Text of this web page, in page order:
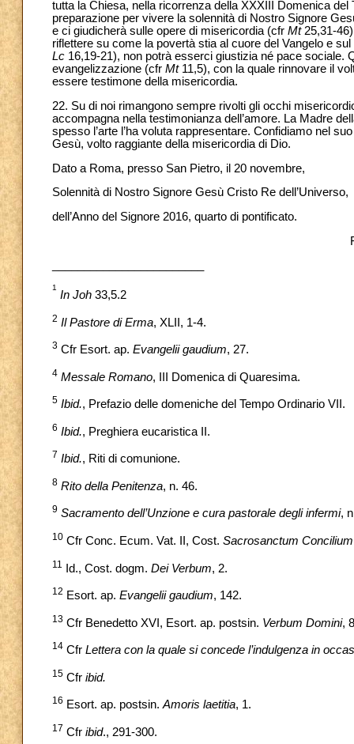
tutta la Chiesa, nella ricorrenza della XXXIII Domenica del
preparazione per vivere la solennità di Nostro Signore
e ci giudicherà sulle opere di misericordia (cfr Mt25,31-
riflettere su come la povertà stia al cuore del Vangelo e
Lc 16,19-21), non potrà esserci giustizia né pace sociale.
evangelizzazione (cfr Mt11,5), con la quale rinnovare il
essere testimone della misericordia.
22. Su di noi rimangono sempre rivolti gli occhi
accompagna nella testimonianza dell’amore. La Madre
spesso l’arte l’ha voluta rappresentare. Confidiamo nel
Gesù, volto raggiante della misericordia di Dio.
Dato a Roma, presso San Pietro, il 20 novembre,
Solennità di Nostro Signore Gesù Cristo Re dell’Universo,
dell’Anno del Signore 2016, quarto di pontificato.
1
In Joh 33,5.2
2 Il Pastore di Erma, XLII, 1-4.
3 Cfr Esort. ap. Evangelii gaudium, 27.
4 Messale Romano, III Domenica di Quaresima.
5 Ibid., Prefazio delle domeniche del Tempo Ordinario VII.
6 Ibid., Preghiera eucaristica II.
7 Ibid., Riti di comunione.
8 Rito della Penitenza, n. 46.
9 Sacramento dell’Unzione e cura pastorale degli infermi,
10 Cfr Conc. Ecum. Vat. II, Cost. Sacrosanctum Concilium
11 Id., Cost. dogm. Dei Verbum, 2.
12 Esort. ap. Evangelii gaudium, 142.
13 Cfr Benedetto XVI, Esort. ap. postsin. Verbum Domini,
14 Cfr Lettera con la quale si concede l’indulgenza in
15 Cfr ibid.
16 Esort. ap. postsin. Amoris laetitia, 1.
17 Cfr ibid., 291-300.